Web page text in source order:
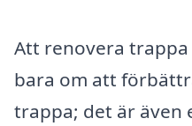
Att renovera trappa
bara om att
trappa; det är även